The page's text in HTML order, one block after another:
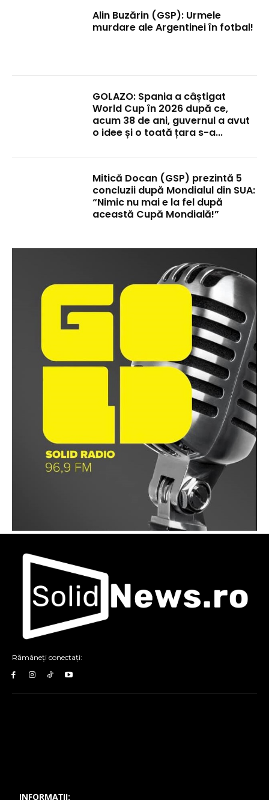
Alin Buzărin (GSP): Urmele
murdare ale Argentinei în fotbal!
GOLAZO: Spania a câștigat
World Cup în 2026 după ce,
acum 38 de ani, guvernul a avut
o idee și o toată țara s-a...
Mitică Docan (GSP) prezintă 5
concluzii după Mondialul din SUA:
“Nimic nu mai e la fel după
această Cupă Mondială!”
Rămâneți conectați:
INFORMAȚII: